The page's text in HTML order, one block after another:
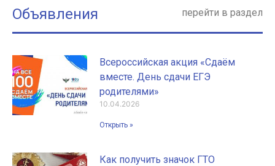
Объявления перейти в раздел
Всероссийская акция «Сдаём
вместе. День сдачи ЕГЭ
родителями»
10.04.2026
Открыть »
Как получить значок ГТО